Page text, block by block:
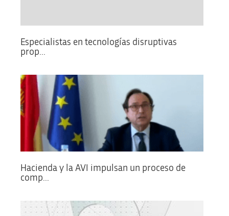
Especialistas en tecnologías disruptivas
prop...
Hacienda y la AVI impulsan un proceso de
comp...